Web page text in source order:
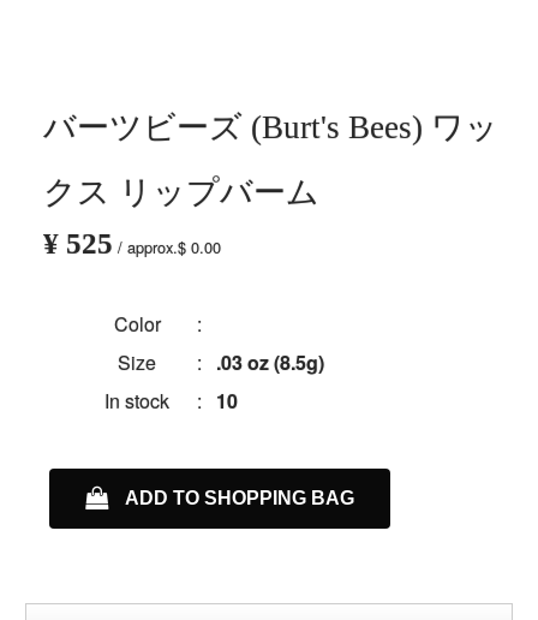
バーツビーズ (Burt's Bees) ワッ
クス リップバーム
¥ 525 / approx.$ 0.00
Color
:
Size
: .03 oz (8.5g)
In stock
: 10
ADD TO SHOPPING BAG